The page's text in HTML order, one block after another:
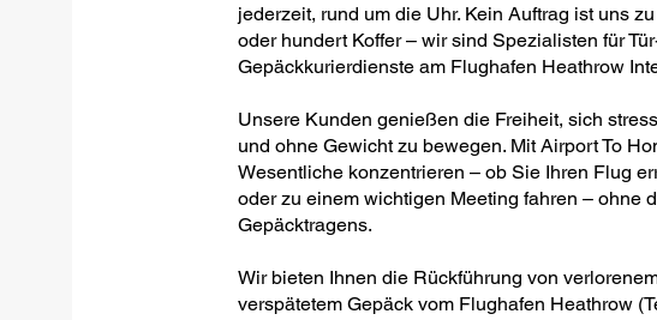
jederzeit, rund um die Uhr. Kein Auftrag ist uns
oder hundert Koffer – wir sind Spezialisten für
Gepäckkurierdienste am Flughafen Heathrow
Unsere Kunden genießen die Freiheit, sich
und ohne Gewicht zu bewegen. Mit Airport To
Wesentliche konzentrieren – ob Sie Ihren Flug
oder zu einem wichtigen Meeting fahren – ohne
Gepäcktragens.
Wir bieten Ihnen die Rückführung von
verspätetem Gepäck vom Flughafen Heathrow